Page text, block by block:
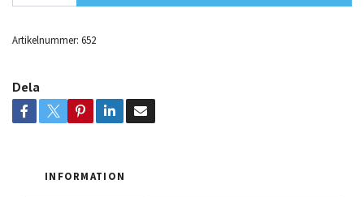
Artikelnummer: 652
Dela
INFORMATION